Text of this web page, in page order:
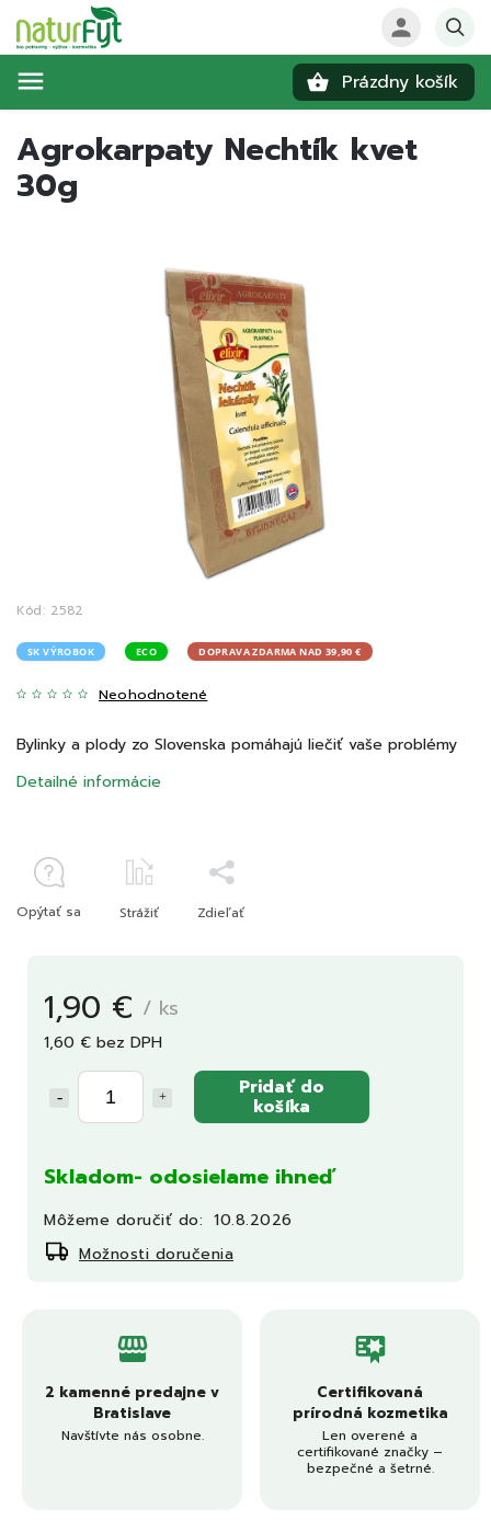
Prázdny košík
Agrokarpaty Nechtík kvet
30g
Kód: 2582
SK VÝROBOK ECO DOPRAVA ZDARMA NAD 39,90 €
Neohodnotené
1,90 € / ks
1,60 € bez DPH
Pridať do
košíka
Skladom- odosielame ihneď
Môžeme doručiť do: 10.8.2026
Možnosti doručenia
Bylinky a plody zo Slovenska pomáhajú liečiť vaše problémy
Detailné informácie
Opýtať sa Strážiť Zdieľať
2 kamenné predajne v
Bratislave
Navštívte nás osobne.
Certifikovaná
prírodná kozmetika
Len overené a
certifikované značky –
bezpečné a šetrné.